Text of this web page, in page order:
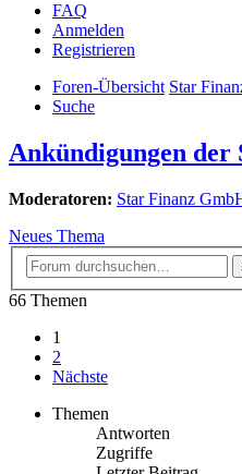
FAQ
Anmelden
Registrieren
Foren-Übersicht Star
Suche
Ankündigungen
Moderatoren: Star Finanz
Neues Thema
66 Themen
1
2
Nächste
Themen
Antworten
Zugriffe